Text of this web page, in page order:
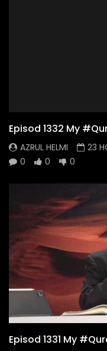
Episod 1332 My
AZRUL HELMI 23
0
0 0
Episod 1331 My